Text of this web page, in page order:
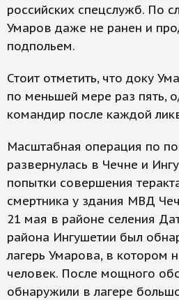
российских спецслужб. По
Умаров даже не ранен и
подпольем.
Стоит отметить, что доку
по меньшей мере раз пять,
командир после каждой
Масштабная операция по
развернулась в Чечне и
попытки совершения
смертника у здания МВД
21 мая в районе селения
района Ингушетии был
лагерь Умарова, в котором
человек. После мощного
обнаружили в лагере